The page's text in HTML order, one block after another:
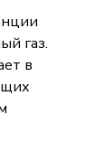
газ.
в